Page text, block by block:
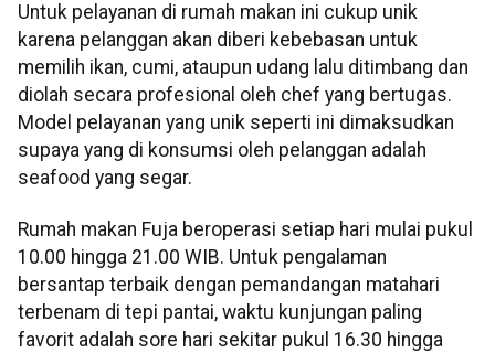
Untuk pelayanan di rumah makan ini cukup unik
karena pelanggan akan diberi kebebasan untuk
memilih ikan, cumi, ataupun udang lalu ditimbang dan
diolah secara profesional oleh chef yang bertugas.
Model pelayanan yang unik seperti ini dimaksudkan
supaya yang di konsumsi oleh pelanggan adalah
seafood yang segar.
Rumah makan Fuja beroperasi setiap hari mulai pukul
10.00 hingga 21.00 WIB. Untuk pengalaman
bersantap terbaik dengan pemandangan matahari
terbenam di tepi pantai, waktu kunjungan paling
favorit adalah sore hari sekitar pukul 16.30 hingga